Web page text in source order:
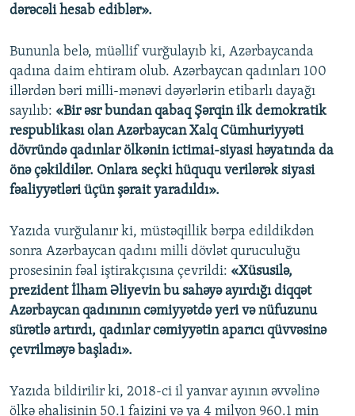
dərəcəli hesab ediblər».
Bununla belə, müəllif vurğulayıb ki, Azərbaycanda
qadına daim ehtiram olub. Azərbaycan qadınları 100
illərdən bəri milli-mənəvi dəyərlərin etibarlı dayağı
sayılıb: «Bir əsr bundan qabaq Şərqin ilk demokratik
respublikası olan Azərbaycan Xalq Cümhuriyyəti
dövründə qadınlar ölkənin ictimai-siyasi həyatında da
önə çəkildilər. Onlara seçki hüququ verilərək siyasi
fəaliyyətləri üçün şərait yaradıldı».
Yazıda vurğulanır ki, müstəqillik bərpa edildikdən
sonra Azərbaycan qadını milli dövlət quruculuğu
prosesinin fəal iştirakçısına çevrildi: «Xüsusilə,
prezident İlham Əliyevin bu sahəyə ayırdığı diqqət
Azərbaycan qadınının cəmiyyətdə yeri və nüfuzunu
sürətlə artırdı, qadınlar cəmiyyətin aparıcı qüvvəsinə
çevrilməyə başladı».
Yazıda bildirilir ki, 2018-ci il yanvar ayının əvvəlinə
ölkə əhalisinin 50.1 faizini və ya 4 milyon 960.1 min